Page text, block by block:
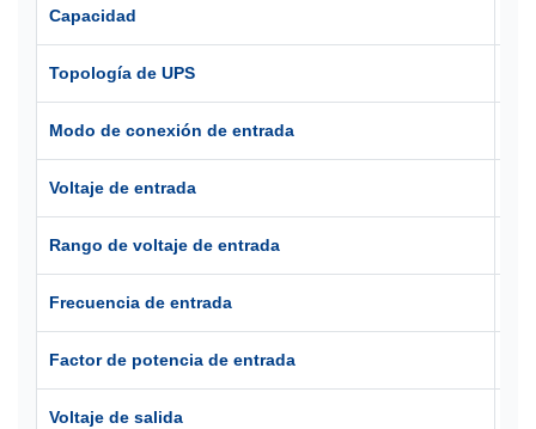
Capacidad
Topología de UPS
Modo de conexión de entrada
Voltaje de entrada
Rango de voltaje de entrada
Frecuencia de entrada
Factor de potencia de entrada
Voltaje de salida